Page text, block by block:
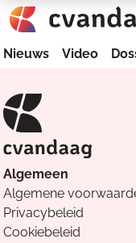
Nieuws Video
Algemeen
Algemene
Privacybeleid
Cookiebeleid